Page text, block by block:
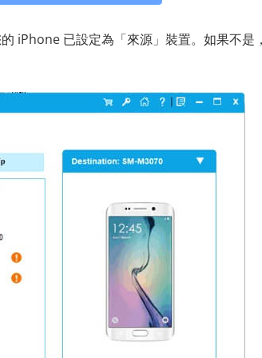
iPhone 已設定為「來源」裝置。如果不是